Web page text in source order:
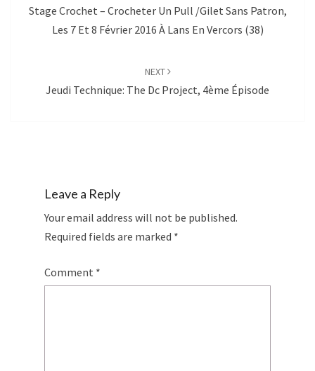
Stage Crochet – Crocheter Un Pull /gilet Sans Patron,
Les 7 Et 8 Février 2016 À Lans En Vercors (38)
NEXT
Jeudi Technique: The Dc Project, 4ème Épisode
Leave a Reply
Your email address will not be published.
Required fields are marked *
Comment *